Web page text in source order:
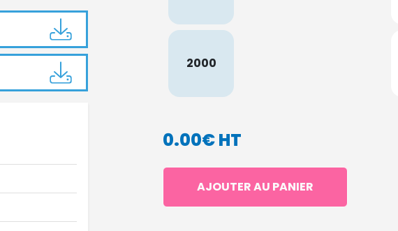
2000
0.00€ HT
AJOUTER AU PANIER